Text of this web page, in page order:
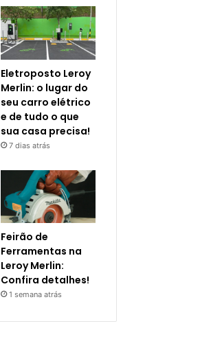
Eletroposto Leroy
Merlin: o lugar do
seu carro elétrico
e de tudo o que
sua casa precisa!
7 dias atrás
Feirão de
Ferramentas na
Leroy Merlin:
Confira detalhes!
1 semana atrás